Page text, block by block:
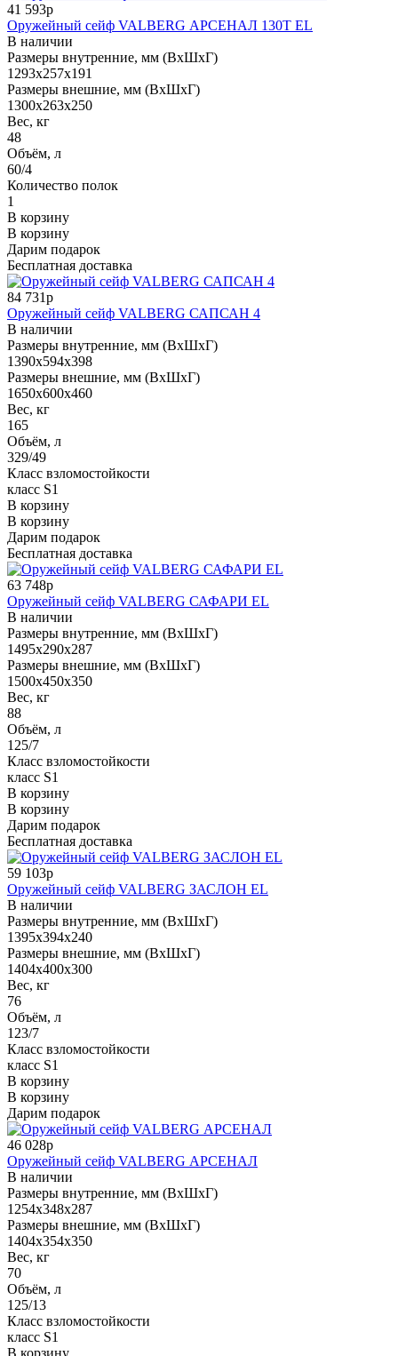
41 593р
Оружейный сейф VALBERG АРСЕНАЛ 130Т EL
В наличии
Размеры внутренние, мм (ВхШхГ)
1293x257x191
Размеры внешние, мм (ВхШхГ)
1300x263x250
Вес, кг
48
Объём, л
60/4
Количество полок
1
В корзину
В корзину
Дарим подарок
Бесплатная доставка
84 731р
Оружейный сейф VALBERG САПСАН 4
В наличии
Размеры внутренние, мм (ВхШхГ)
1390x594x398
Размеры внешние, мм (ВхШхГ)
1650x600x460
Вес, кг
165
Объём, л
329/49
Класс взломостойкости
класс S1
В корзину
В корзину
Дарим подарок
Бесплатная доставка
63 748р
Оружейный сейф VALBERG САФАРИ EL
В наличии
Размеры внутренние, мм (ВхШхГ)
1495x290x287
Размеры внешние, мм (ВхШхГ)
1500x450x350
Вес, кг
88
Объём, л
125/7
Класс взломостойкости
класс S1
В корзину
В корзину
Дарим подарок
Бесплатная доставка
59 103р
Оружейный сейф VALBERG ЗАСЛОН EL
В наличии
Размеры внутренние, мм (ВхШхГ)
1395x394x240
Размеры внешние, мм (ВхШхГ)
1404x400x300
Вес, кг
76
Объём, л
123/7
Класс взломостойкости
класс S1
В корзину
В корзину
Дарим подарок
46 028р
Оружейный сейф VALBERG АРСЕНАЛ
В наличии
Размеры внутренние, мм (ВхШхГ)
1254x348x287
Размеры внешние, мм (ВхШхГ)
1404x354x350
Вес, кг
70
Объём, л
125/13
Класс взломостойкости
класс S1
В корзину